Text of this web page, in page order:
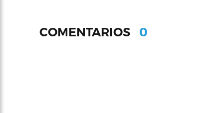
COMENTARIOS 0